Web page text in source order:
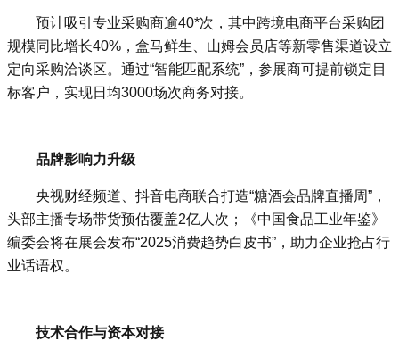
预计吸引专业采购商逾40*次，其中跨境电商平台采购团
规模同比增长40%，盒马鲜生、山姆会员店等新零售渠道设立
定向采购洽谈区‌。通过“智能匹配系统”，参展商可提前锁定目
标客户，实现日均3000场次商务对接‌。
‌品牌影响力升级‌
央视财经频道、抖音电商联合打造“糖酒会品牌直播周”，
头部主播专场带货预估覆盖2亿人次；《中国食品工业年鉴》
编委会将在展会发布“2025消费趋势白皮书”，助力企业抢占行
业话语权‌。
技术合作与资本对接‌